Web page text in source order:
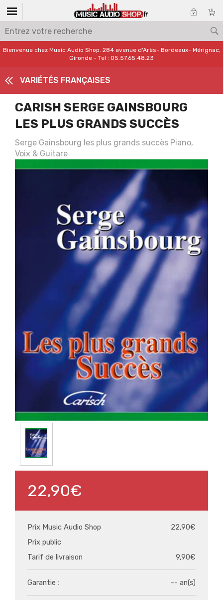
Bienvenue chez Music Audio Shop. 284 avenue d'Arès- Bordeaux- Mérignac,
Gironde - Tel : 05.57.65.48.23
VARIÉTÉS FRANÇAISES
CARISH SERGE GAINSBOURG
LES PLUS GRANDS SUCCÈS
Serge Gainsbourg les plus grands succès Piano,
Voix & Guitare
22,90€
Prix Music Audio Shop
22,90€
Prix public
Tarif de livraison
9,90€
Garantie : -- an(s)